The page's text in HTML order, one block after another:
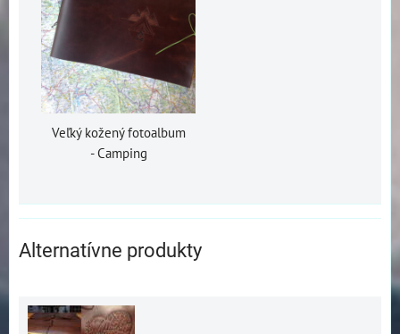
Veľký kožený fotoalbum
- Camping
Alternatívne produkty